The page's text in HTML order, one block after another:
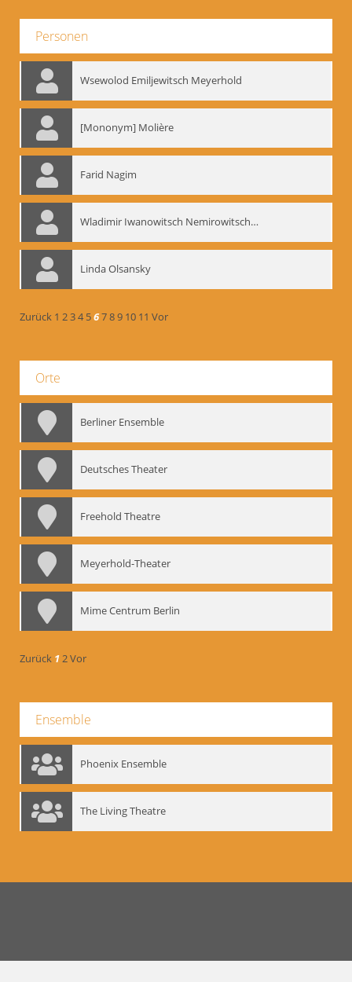
Personen
Wsewolod Emiljewitsch Meyerhold
[Mononym] Molière
Farid Nagim
Wladimir Iwanowitsch Nemirowitsch-Dantschenko
Linda Olsansky
Zurück 1 234 56789 10 11 Vor
Orte
Berliner Ensemble
Deutsches Theater
Freehold Theatre
Meyerhold-Theater
Mime Centrum Berlin
Zurück 12Vor
Ensemble
Phoenix Ensemble
The Living Theatre